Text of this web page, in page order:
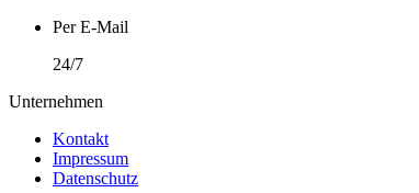
Per E-Mail
24/7
Unternehmen
Kontakt
Impressum
Datenschutz